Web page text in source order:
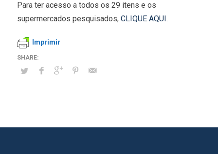
Para ter acesso a todos os 29 itens e os
supermercados pesquisados, CLIQUE AQUI .
Imprimir